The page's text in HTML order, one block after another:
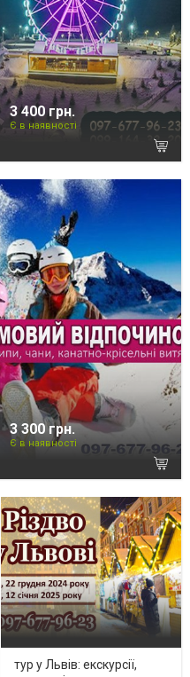
3 400 грн.
Є в наявності
3 300 грн.
Є в наявності
тур у Львів: екскурсії,